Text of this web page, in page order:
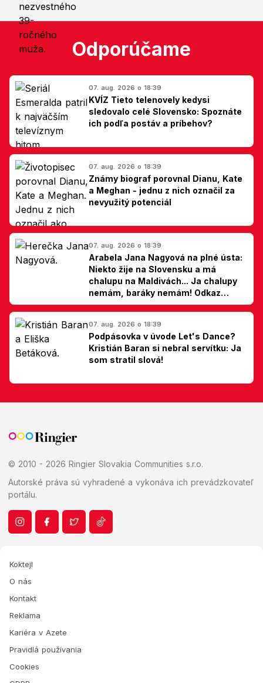
Odporúčame
07. aug. 2026 o 18:39
KVÍZ Tieto telenovely kedysi
sledovalo celé Slovensko: Spoznáte
ich podľa postáv a príbehov?
07. aug. 2026 o 18:39
Známy biograf porovnal Dianu, Kate
a Meghan - jednu z nich označil za
nevyužitý potenciál
07. aug. 2026 o 18:39
Arabela Jana Nagyová na plné ústa:
Niekto žije na Slovensku a má
chalupu na Maldivách... Ja chalupy
nemám, baráky nemám! Odkaz
Slovákom
07. aug. 2026 o 18:39
Podpásovka v úvode Let's Dance?
Kristián Baran si nebral servítku: Ja
som stratil slová!
© 2010 - 2026 Ringier Slovakia Communities s.r.o.
Autorské práva sú vyhradené a vykonáva ich prevádzkovateľ
portálu.
Koktejl
O nás
Kontakt
Reklama
Kariéra v Azete
Pravidlá používania
Cookies